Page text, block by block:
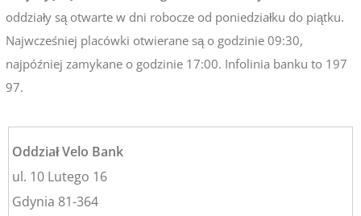
oddziały są otwarte w dni robocze od poniedziałku do piątku.
Najwcześniej placówki otwierane są o godzinie 09:30,
najpóźniej zamykane o godzinie 17:00. Infolinia banku to 197
97.
Oddział Velo Bank
ul. 10 Lutego 16
Gdynia 81-364